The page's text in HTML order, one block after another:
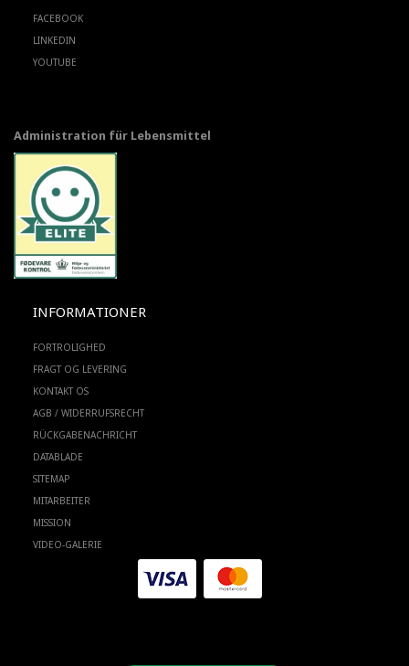
FACEBOOK
LINKEDIN
YOUTUBE
Administration für Lebensmittel
INFORMATIONER
FORTROLIGHED
FRAGT OG LEVERING
KONTAKT OS
AGB / WIDERRUFSRECHT
RÜCKGABENACHRICHT
DATABLADE
SITEMAP
MITARBEITER
MISSION
VIDEO-GALERIE